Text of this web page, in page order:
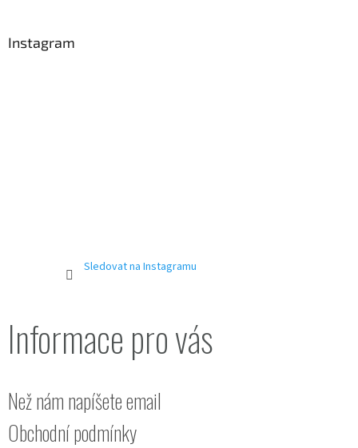
Instagram
Sledovat na Instagramu
Informace pro vás
Než nám napíšete email
Obchodní podmínky